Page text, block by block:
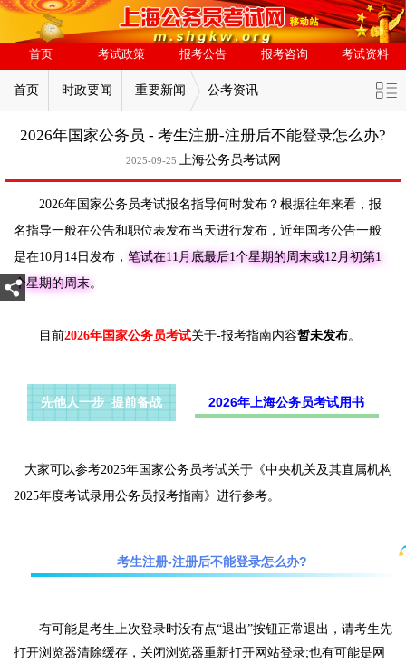
首页 考试政策 报考公告 报考咨询 考试资料
首页 时政要闻 重要新闻 公考资讯
2026年国家公务员 - 考生注册-注册后不能登录怎么办?
2025-09-25 上海公务员考试网
2026年国家公务员考试报名指导何时发布？根据往年来看，报
名指导一般在公告和职位表发布当天进行发布，近年国考公告一般
是在10月14日发布， 笔试在11月底最后1个星期的周末或12月初第1
个星期的周末。
目前2026年国家公务员考试关于-报考指南内容暂未发布。
先他人一步 提前备战 2026年上海公务员考试用书
大家可以参考2025年国家公务员考试关于《中央机关及其直属机构
2025年度考试录用公务员报考指南》进行参考。
考生注册-注册后不能登录怎么办?
有可能是考生上次登录时没有点“退出”按钮正常退出，请考生先
打开浏览器清除缓存，关闭浏览器重新打开网站登录;也有可能是网